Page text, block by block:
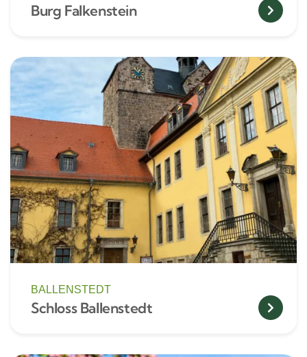
Burg Falkenstein
BALLENSTEDT
Schloss Ballenstedt